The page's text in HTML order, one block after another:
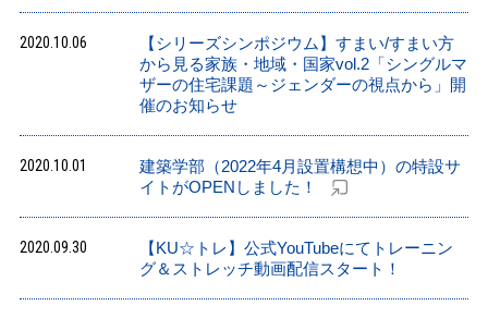
2020.10.06
【シリーズシンポジウム】すまい/すまい方
から見る家族・地域・国家vol.2「シングルマ
ザーの住宅課題～ジェンダーの視点から」開
催のお知らせ
2020.10.01
建築学部（2022年4月設置構想中）の特設サ
イトがOPENしました！
2020.09.30
【KU☆トレ】公式YouTubeにてトレーニン
グ＆ストレッチ動画配信スタート！